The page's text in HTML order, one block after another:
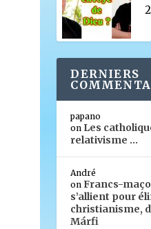
DERNIERS
papano
on Les
relativisme …
André
onFrancs-
s’allient pour
christianisme,
Márfi